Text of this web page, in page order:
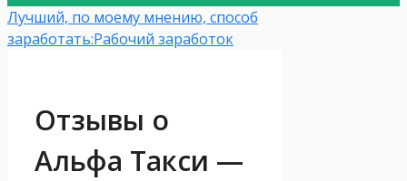
Лучший, по моему мнению, способ
заработать:Рабочий заработок
Отзывы о
Альфа Такси —